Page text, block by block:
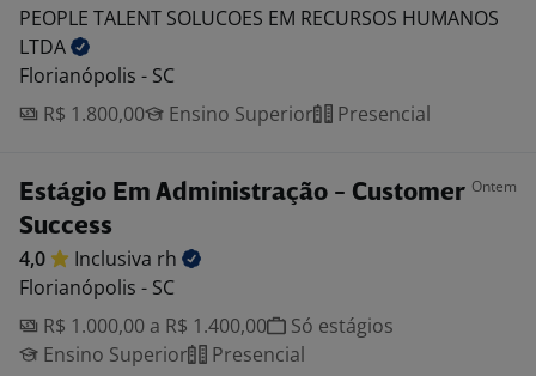
PEOPLE TALENT SOLUCOES EM RECURSOS HUMANOS
LTDA
Florianópolis - SC
R$ 1.800,00
Ensino Superior Presencial
Estágio Em Administração - Customer
Success
Ontem
4,0 Inclusiva rh
Florianópolis - SC
R$ 1.000,00 a R$ 1.400,00
Só estágios
Ensino Superior
Presencial